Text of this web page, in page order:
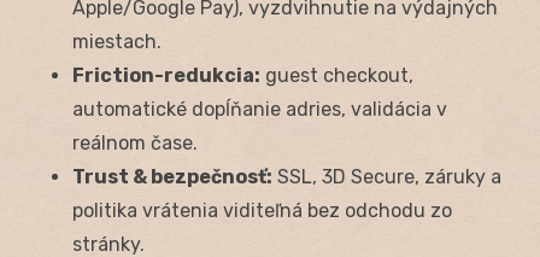
Apple/Google Pay), vyzdvihnutie na výdajných
miestach.
Friction-redukcia: guest checkout,
automatické dopĺňanie adries, validácia v
reálnom čase.
Trust & bezpečnosť: SSL, 3D Secure, záruky a
politika vrátenia viditeľná bez odchodu zo
stránky.